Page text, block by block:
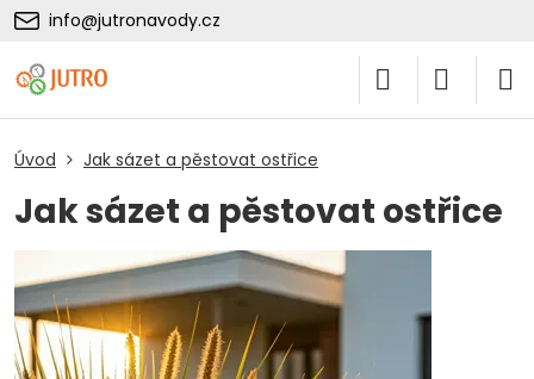
info@jutronavody.cz
Úvod Jak sázet a pěstovat ostřice
Jak sázet a pěstovat ostřice